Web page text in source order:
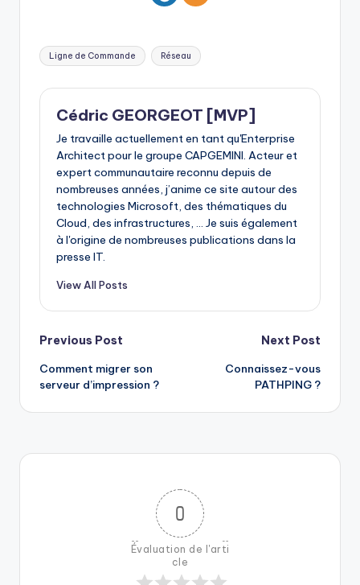
Tags:
Ligne de Commande Réseau
Cédric GEORGEOT [MVP]
Je travaille actuellement en tant qu'Enterprise
Architect pour le groupe CAPGEMINI. Acteur et
expert communautaire reconnu depuis de
nombreuses années, j’anime ce site autour des
technologies Microsoft, des thématiques du
Cloud, des infrastructures, ... Je suis également
à l'origine de nombreuses publications dans la
presse IT.
View All Posts
Post
navigation
Previous Post
Comment migrer son
serveur d’impression ?
Next Post
Connaissez-vous
PATHPING ?
0
Évaluation de l'arti
cle